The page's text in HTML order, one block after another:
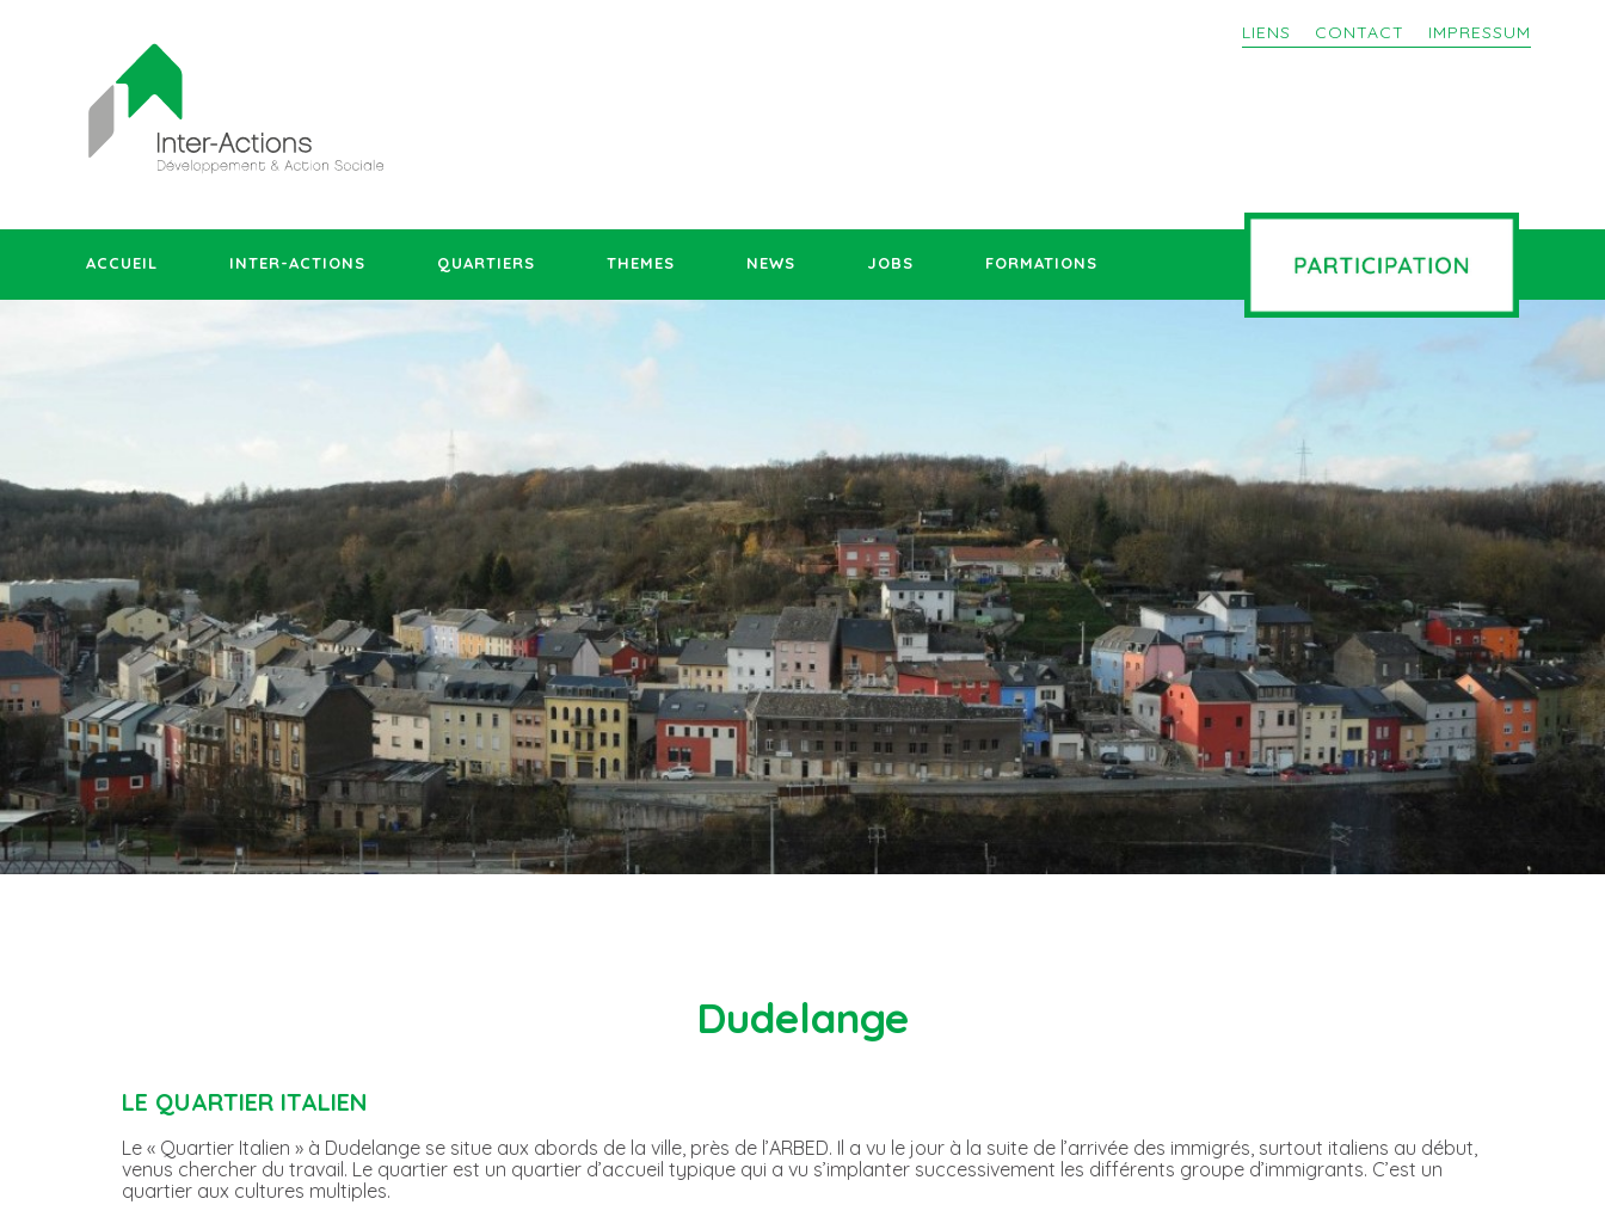
LIENS CONTACT IMPRESSUM
ACCUEIL INTER-ACTIONS QUARTIERS THEMES NEWS JOBS FORMATIONS
Dudelange
LE QUARTIER ITALIEN
Le « Quartier Italien » à Dudelange se situe aux abords de la ville, près de l’ARBED. Il a vu le jour à la suite de l’arrivée des immigrés, surtout italiens au début,
venus chercher du travail. Le quartier est un quartier d’accueil typique qui a vu s’implanter successivement les différents groupe d’immigrants. C’est un
quartier aux cultures multiples.